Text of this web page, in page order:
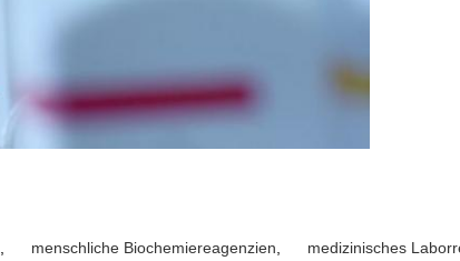
menschliche Biochemiereagenzien medizinisches